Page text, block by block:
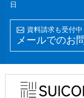
日
資料請求も受付中
メールでのお